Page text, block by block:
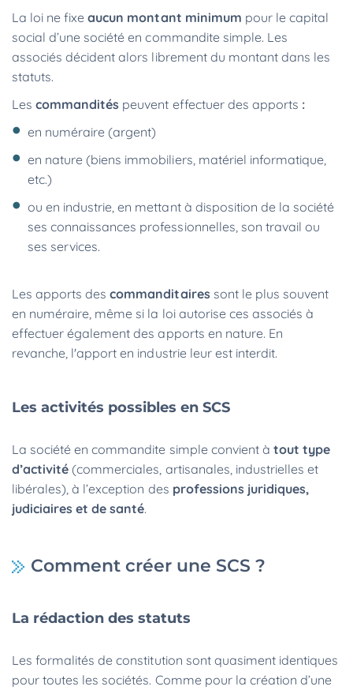
La loi ne fixe aucun montant minimum pour le capital
social d’une société en commandite simple. Les
associés décident alors librement du montant dans les
statuts.
Lescommandités peuvent effectuer des apports :
en numéraire (argent)
en nature (biens immobiliers, matériel informatique,
etc.)
ou en industrie, en mettant à disposition de la société
ses connaissances professionnelles, son travail ou
ses services.
Les apports descommanditaires sont le plus souvent
en numéraire, même si la loi autorise ces associés à
effectuer également des apports en nature. En
revanche, l'apport en industrie leur est interdit.
Les activités possibles en SCS
La société en commandite simple convient à tout type
d’activité (commerciales, artisanales, industrielles et
libérales), à l’exception des professions juridiques,
judiciaires et de santé.
Comment créer une SCS ?
La rédaction des statuts
Les formalités de constitution sont quasiment identiques
pour toutes les sociétés. Comme pour la création d’une